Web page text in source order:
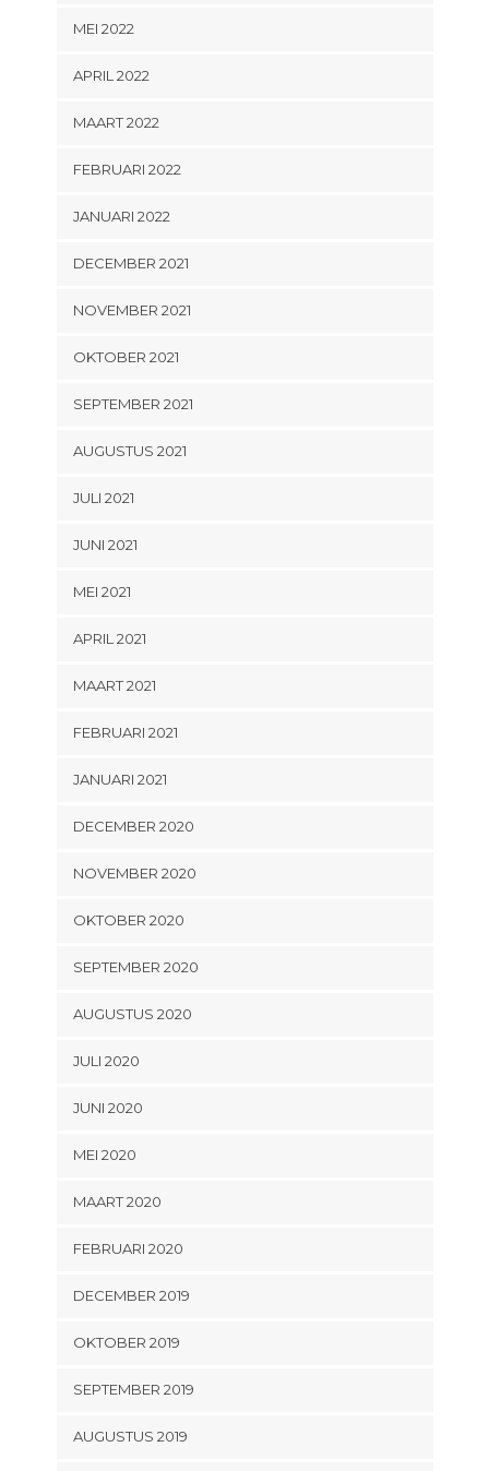
MEI 2022
APRIL 2022
MAART 2022
FEBRUARI 2022
JANUARI 2022
DECEMBER 2021
NOVEMBER 2021
OKTOBER 2021
SEPTEMBER 2021
AUGUSTUS 2021
JULI 2021
JUNI 2021
MEI 2021
APRIL 2021
MAART 2021
FEBRUARI 2021
JANUARI 2021
DECEMBER 2020
NOVEMBER 2020
OKTOBER 2020
SEPTEMBER 2020
AUGUSTUS 2020
JULI 2020
JUNI 2020
MEI 2020
MAART 2020
FEBRUARI 2020
DECEMBER 2019
OKTOBER 2019
SEPTEMBER 2019
AUGUSTUS 2019